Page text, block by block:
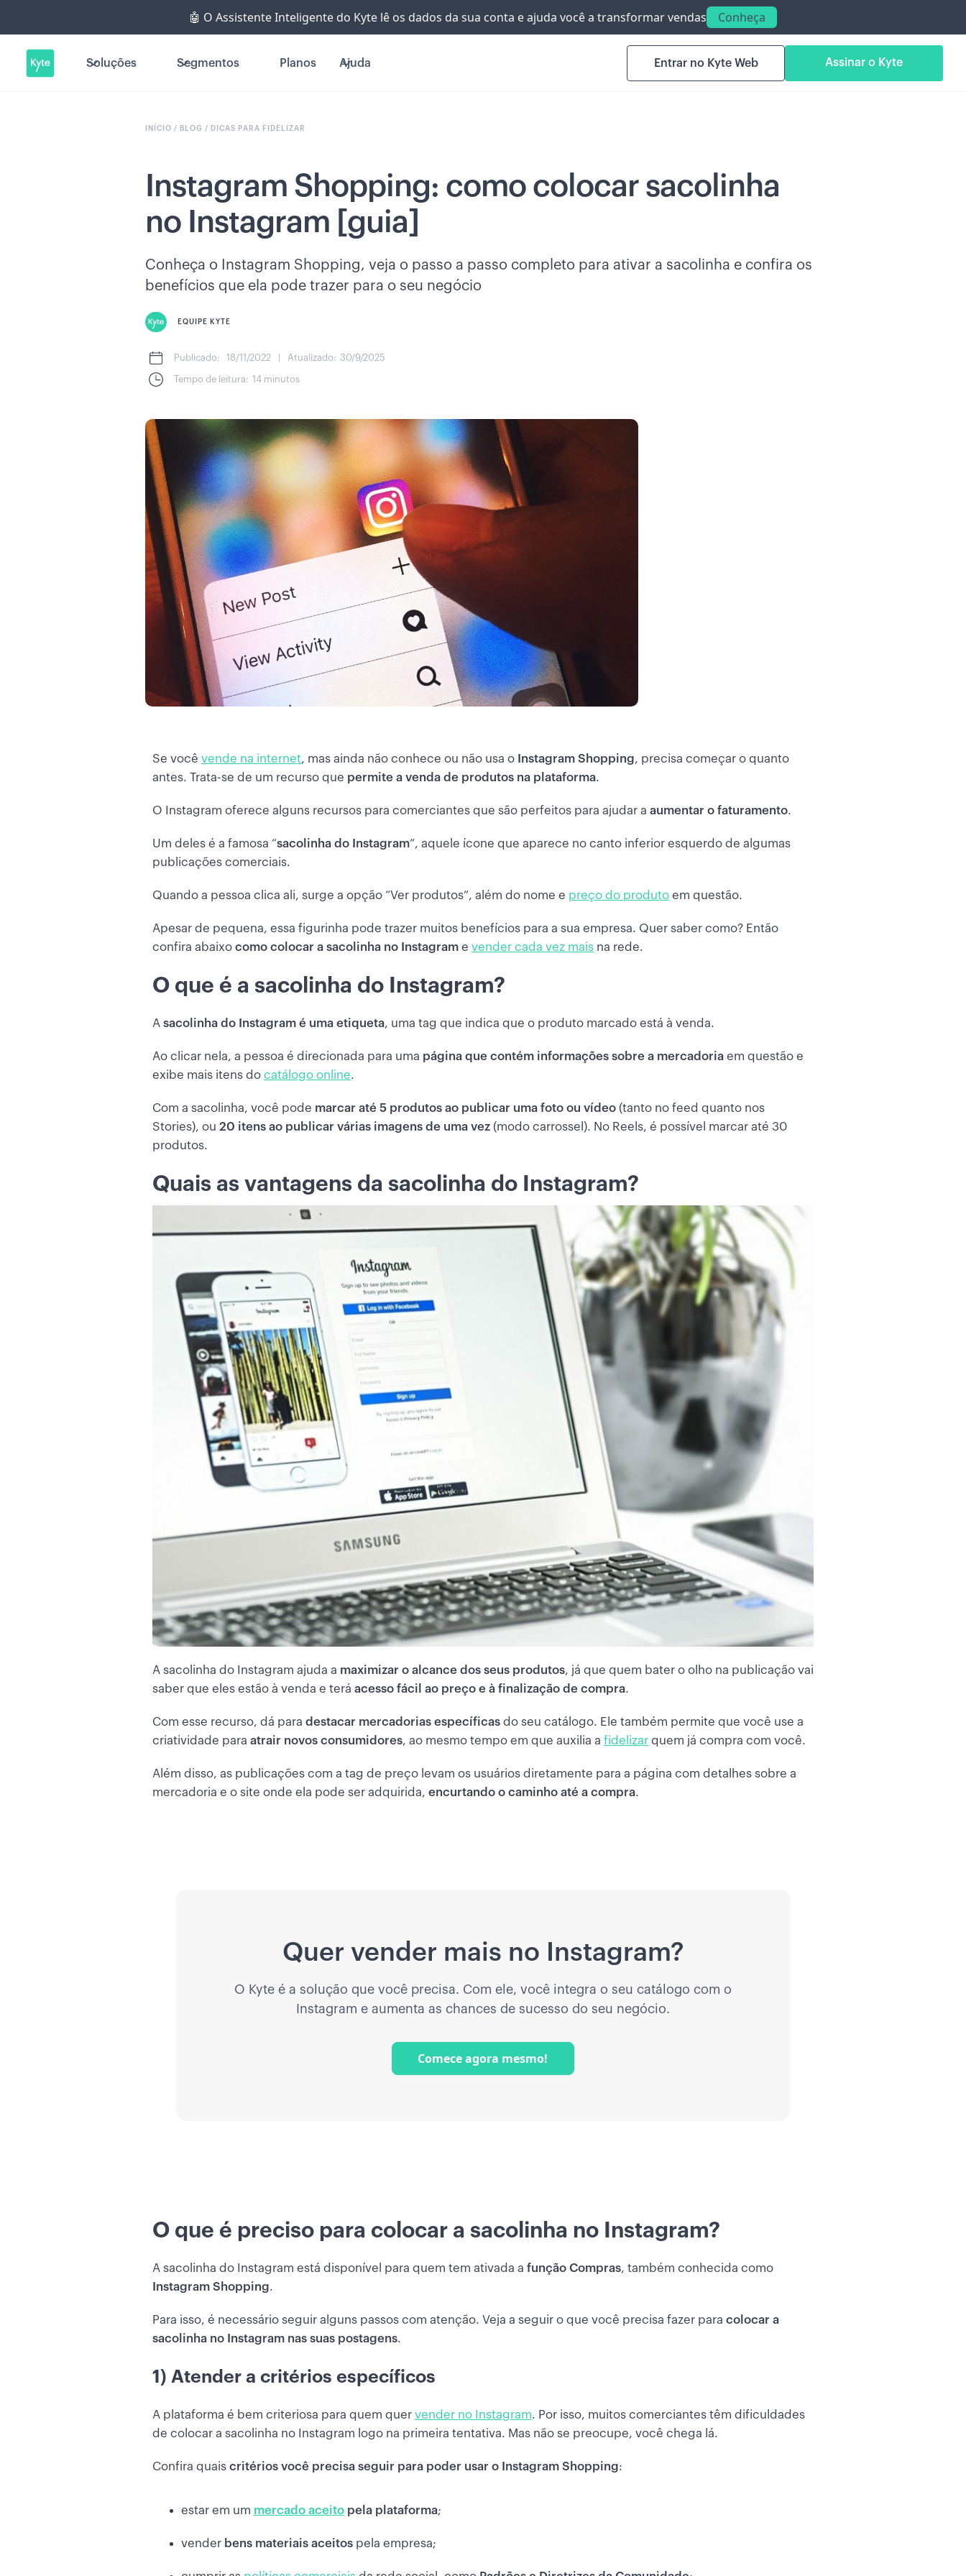
🤖 O Assistente Inteligente do Kyte lê os dados da sua conta e ajuda você a transformar vendas Conheça
Soluções Segmentos Planos Ajuda Entrar no Kyte Web Assinar o Kyte
INÍCIO / BLOG / DICAS PARA FIDELIZAR
Instagram Shopping: como colocar sacolinha
no Instagram [guia]
Conheça o Instagram Shopping, veja o passo a passo completo para ativar a sacolinha e confira os
benefícios que ela pode trazer para o seu negócio
EQUIPE KYTE
Publicado: 18/11/2022 Atualizado: 30/9/2025
Tempo de leitura: 14 minutos
Se você vende na internet, mas ainda não conhece ou não usa o Instagram Shopping, precisa começar o quanto
antes. Trata-se de um recurso que permite a venda de produtos na plataforma.
O Instagram oferece alguns recursos para comerciantes que são perfeitos para ajudar a aumentar o faturamento.
Um deles é a famosa “sacolinha do Instagram”, aquele ícone que aparece no canto inferior esquerdo de algumas
publicações comerciais.
Quando a pessoa clica ali, surge a opção “Ver produtos”, além do nome e preço do produto em questão.
Apesar de pequena, essa figurinha pode trazer muitos benefícios para a sua empresa. Quer saber como? Então
confira abaixo como colocar a sacolinha no Instagram e vender cada vez mais na rede.
O que é a sacolinha do Instagram?
A sacolinha do Instagram é uma etiqueta, uma tag que indica que o produto marcado está à venda.
Ao clicar nela, a pessoa é direcionada para uma página que contém informações sobre a mercadoria em questão e
exibe mais itens do catálogo online.
Com a sacolinha, você pode marcar até 5 produtos ao publicar uma foto ou vídeo (tanto no feed quanto nos
Stories), ou 20 itens ao publicar várias imagens de uma vez (modo carrossel). No Reels, é possível marcar até 30
produtos.
Quais as vantagens da sacolinha do Instagram?
A sacolinha do Instagram ajuda a maximizar o alcance dos seus produtos, já que quem bater o olho na publicação vai
saber que eles estão à venda e terá acesso fácil ao preço e à finalização de compra.
Com esse recurso, dá para destacar mercadorias específicas do seu catálogo. Ele também permite que você use a
criatividade para atrair novos consumidores, ao mesmo tempo em que auxilia a fidelizar quem já compra com você.
Além disso, as publicações com a tag de preço levam os usuários diretamente para a página com detalhes sobre a
mercadoria e o site onde ela pode ser adquirida, encurtando o caminho até a compra.
Quer vender mais no Instagram?
O Kyte é a solução que você precisa. Com ele, você integra o seu catálogo com o
Instagram e aumenta as chances de sucesso do seu negócio.
Comece agora mesmo!
O que é preciso para colocar a sacolinha no Instagram?
A sacolinha do Instagram está disponível para quem tem ativada a função Compras, também conhecida como
Instagram Shopping.
Para isso, é necessário seguir alguns passos com atenção. Veja a seguir o que você precisa fazer para colocar a
sacolinha no Instagram nas suas postagens.
1) Atender a critérios específicos
A plataforma é bem criteriosa para quem quer vender no Instagram. Por isso, muitos comerciantes têm dificuldades
de colocar a sacolinha no Instagram logo na primeira tentativa. Mas não se preocupe, você chega lá.
Confira quais critérios você precisa seguir para poder usar o Instagram Shopping:
estar em um mercado aceito pela plataforma;
vender bens materiais aceitos pela empresa;